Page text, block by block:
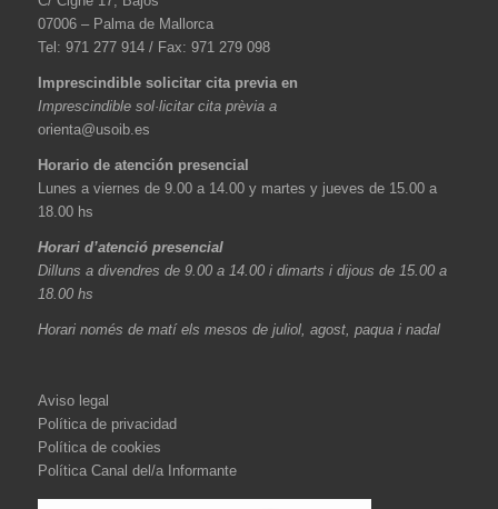
07006 – Palma de Mallorca
Tel: 971 277 914 / Fax: 971 279 098
Imprescindible solicitar cita previa en
Imprescindible sol·licitar cita prèvia a
orienta@usoib.es
Horario de atención presencial
Lunes a viernes de 9.00 a 14.00 y martes y jueves de 15.00 a
18.00 hs
Horari d’atenció presencial
Dilluns a divendres de 9.00 a 14.00 i dimarts i dijous de 15.00 a
18.00 hs
Horari només de matí els mesos de juliol, agost, paqua i nadal
Aviso legal
Política de privacidad
Política de cookies
Política Canal del/a Informante